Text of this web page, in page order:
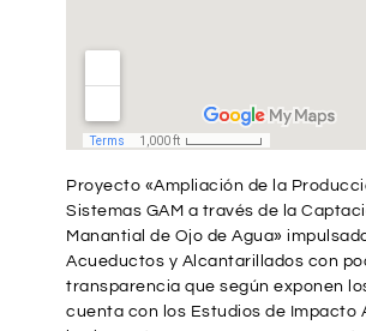
Proyecto «Ampliación de la
Sistemas GAM a través de la
Manantial de Ojo de Agua»
Acueductos y Alcantarillados con
transparencia que según exponen
cuenta con los Estudios de Impacto